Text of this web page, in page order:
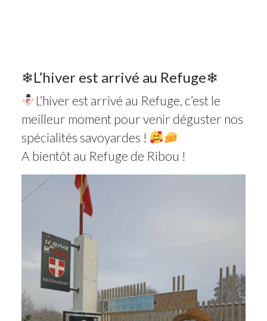
11
DÉC 2022
❄L’hiver est arrivé au Refuge❄
L’hiver est arrivé au Refuge, c’est le
meilleur moment pour venir déguster nos
spécialités savoyardes !
A bientôt au Refuge de Ribou !